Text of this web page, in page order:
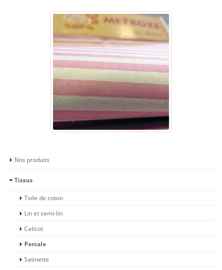
Nos produits
Tissus
Toile de coton
Lin et semi-lin
Calicot
Percale
Satinette